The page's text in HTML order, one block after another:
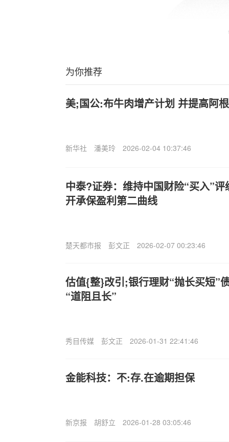
为你推荐
美;国公:布牛肉增产计划 并提高阿
新华社 潘美玲 2026-02-04 10:37:46
中泰?证券：维持中国财险“买入”
开承保盈利第二曲线
楚天都市报 彭文正 2026-02-07 00:23:46
估值{整}改引;银行理财“抛长买短”
“道阻且长”
秀目传媒 彭文正 2026-01-31 22:41:46
金能科技：不:存.在逾期担保
新京报 胡舒立 2026-01-28 03:05:46